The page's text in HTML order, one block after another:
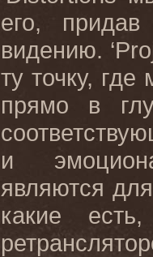
его,
видению.
ту точку,
прямо в
и
являются
какие